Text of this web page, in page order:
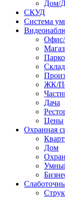
Дом/
СКУД
Система
Склад
ЖК/
Дача
Цены
Охранная
Дом